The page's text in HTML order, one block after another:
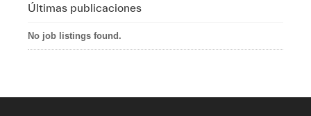
Últimas publicaciones
No job listings found.